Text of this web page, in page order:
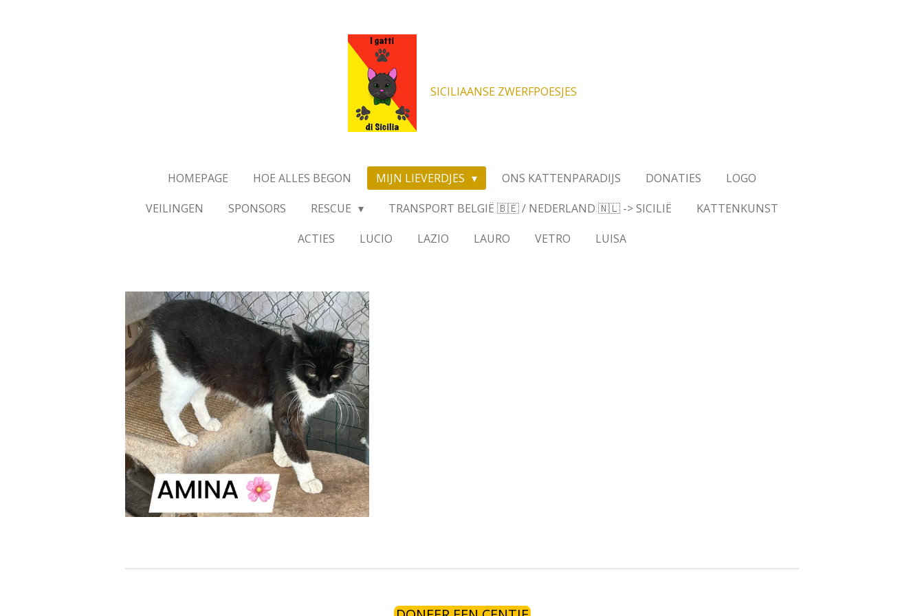
SICILIAANSE ZWERFPOESJES
HOMEPAGE HOE ALLES BEGON MIJN LIEVERDJES ONS KATTENPARADIJS DONATIES
LOGO
VEILINGEN
SPONSORS RESCUE TRANSPORT BELGIË 🇧🇪 / NEDERLAND 🇳🇱 -> SICILIË
KATTENKUNST
ACTIES
LUCIO LAZIO LAURO VETRO LUISA